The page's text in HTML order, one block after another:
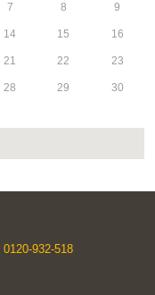
7 8 9
14 15 16
21 22 23
28 29 30
0120-932-518